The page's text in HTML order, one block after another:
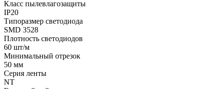
Класс пылевлагозащиты
IP20
Типоразмер светодиода
SMD 3528
Плотность светодиодов
60 шт/м
Минимальный отрезок
50 мм
Серия ленты
NT